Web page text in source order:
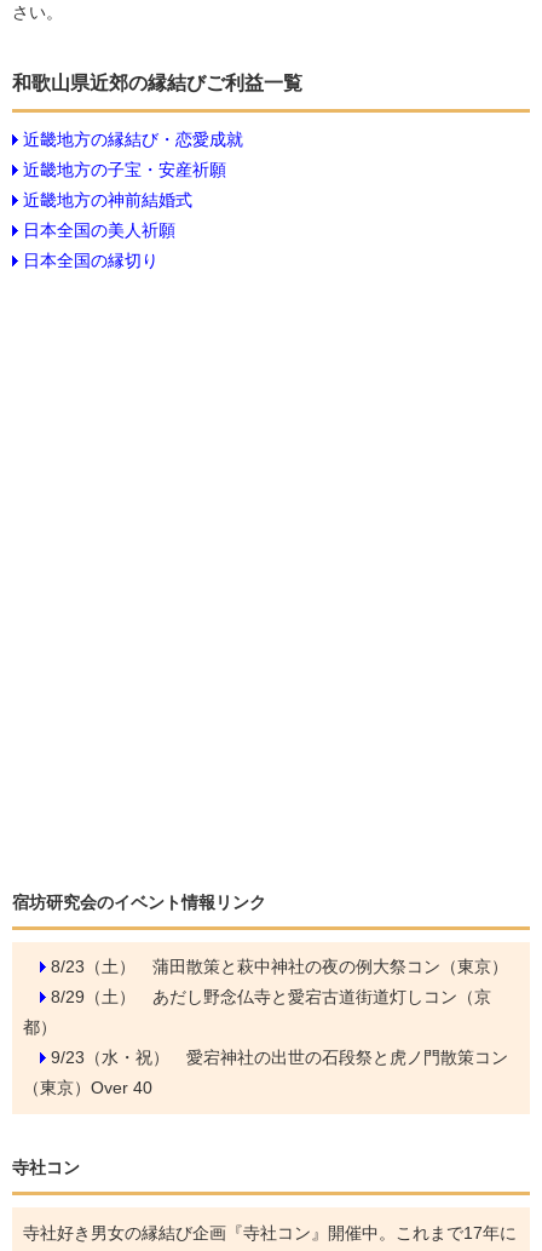
さい。
和歌山県近郊の縁結びご利益一覧
近畿地方の縁結び・恋愛成就
近畿地方の子宝・安産祈願
近畿地方の神前結婚式
日本全国の美人祈願
日本全国の縁切り
宿坊研究会のイベント情報リンク
8/23（土） 蒲田散策と萩中神社の夜の例大祭コン（東京）
8/29（土） あだし野念仏寺と愛宕古道街道灯しコン（京
都）
9/23（水・祝） 愛宕神社の出世の石段祭と虎ノ門散策コン
（東京）Over 40
寺社コン
寺社好き男女の縁結び企画『寺社コン』開催中。これまで17年に